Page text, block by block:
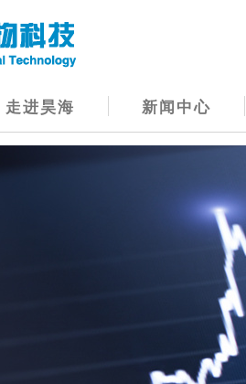
走进昊海 新闻中心